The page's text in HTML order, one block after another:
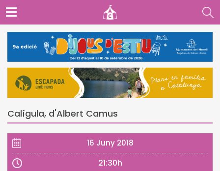
Calígula, d'Albert Camus
16 Juny 2018
21:30h